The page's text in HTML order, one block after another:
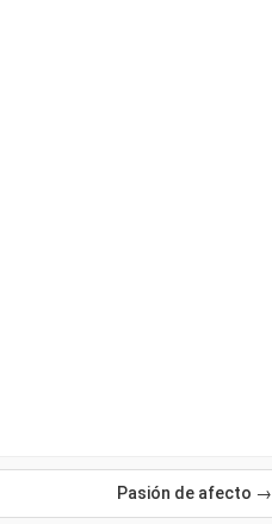
Pasión de afecto →